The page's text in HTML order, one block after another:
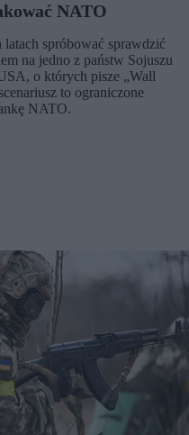
NATO
spróbować sprawdzić
na jedno z państw Sojuszu
o których pisze „Wall
to ograniczone
NATO.